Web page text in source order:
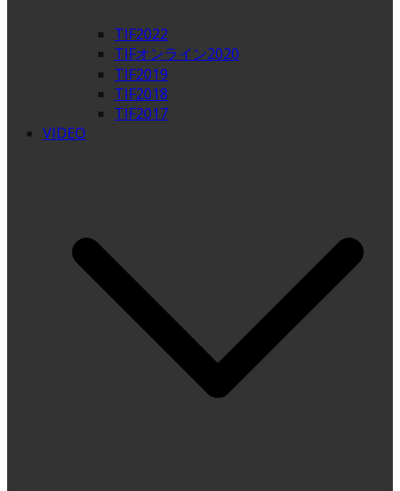
TIF2022
TIFオンライン2020
TIF2019
TIF2018
TIF2017
VIDEO